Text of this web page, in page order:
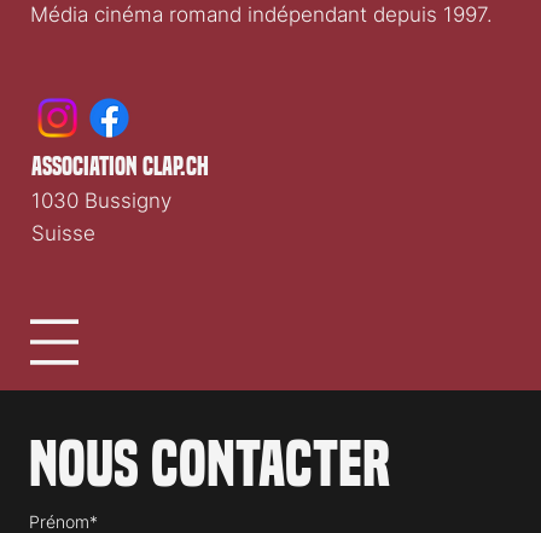
Média cinéma romand indépendant depuis 1997.
Nous contacter
Prénom*
association clap.ch
1030 Bussigny
Suisse